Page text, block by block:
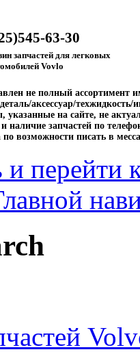
63-30
запчастей для легковых
Vovlo
не полный ассортимент
аксессуар/техжидкость/
указанные на сайте, не
наличие запчастей по
по возможности писать в
перейти